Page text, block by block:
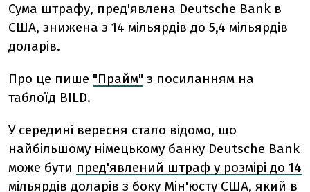
Сума штрафу, пред'явлена Deutsche Bank в
США, знижена з 14 мільярдів до 5,4 мільярдів
доларів.
Про це пише "Прайм" з посиланням на
таблоїд BILD.
У середині вересня стало відомо, що
найбільшому німецькому банку Deutsche Bank
може бути пред'явлений штраф у розмірі до 14
мільярдів доларів з боку Мін'юсту США, який в